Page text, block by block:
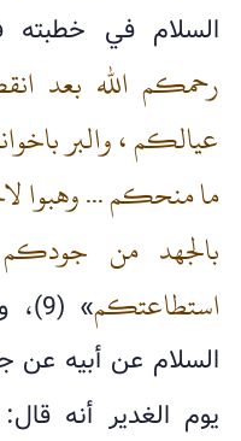
السلام في خطبته
رحمكم الله بعد
عيالكم ، والبر
ما منحكم ... وهبوا
بالجهد من جودكم
استطاعتكم
»
السلام عن أبيه عن
يوم الغدير أنه